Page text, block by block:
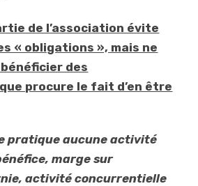
de l’association évite
« obligations », mais ne
des
procure le fait d’en être
pratique aucune activité
marge sur
activité concurrentielle